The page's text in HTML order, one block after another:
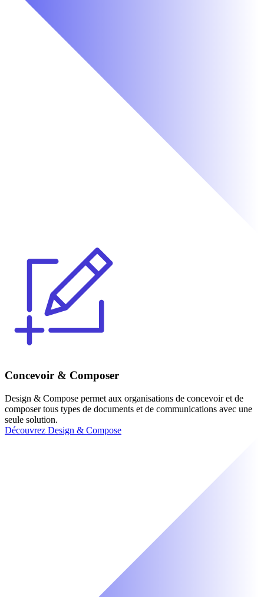
Concevoir & Composer
Design & Compose permet aux organisations de concevoir et de
composer tous types de documents et de communications avec une
seule solution.
Découvrez Design & Compose